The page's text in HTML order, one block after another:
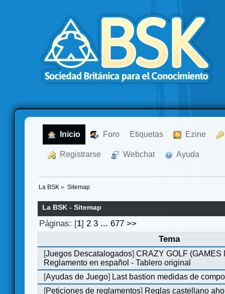
Inicio Foro Etiquetas Ezine
Registrarse Webchat Ayuda
La BSK » Sitemap
La BSK - Sitemap
Páginas: [1]2 3 ...677 >>
Tema
[Juegos Descatalogados]CRAZY GOLF (GAMES
Reglamento en español - Tablero original
[Ayudas de Juego] Last bastion medidas de
[Peticiones de reglamentos] Reglas castellano